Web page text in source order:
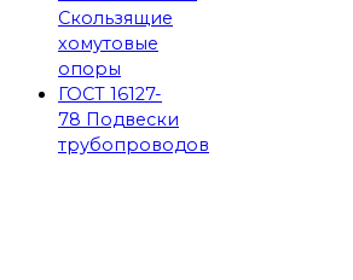
Скользящие
хомутовые
опоры
ГОСТ 16127-
78 Подвески
трубопроводов